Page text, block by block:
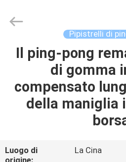
CASA.
PRODOTTI
NOI
Dunya
Sports
Pipistrelli di
Il ping-pong
di gomma
compensato
della maniglia
Luogo di
La Cina